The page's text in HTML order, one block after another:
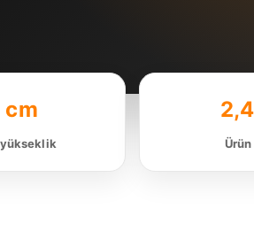
cm
Ürün